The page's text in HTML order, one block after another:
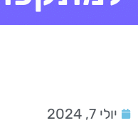
יולי 7, 2024